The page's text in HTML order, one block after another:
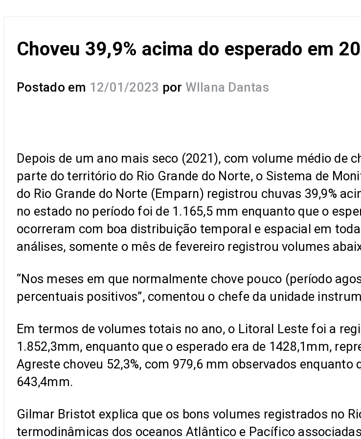
Choveu 39,9% acima do esperado em
Postado em 12/01/2023 por Wllana Dantas
Depois de um ano mais seco (2021), com volume médio de
parte do território do Rio Grande do Norte, o Sistema de
do Rio Grande do Norte (Emparn) registrou chuvas 39,9%
no estado no período foi de 1.165,5 mm enquanto que o
ocorreram com boa distribuição temporal e espacial em
análises, somente o mês de fevereiro registrou volumes
“Nos meses em que normalmente chove pouco (período
percentuais positivos”, comentou o chefe da unidade
Em termos de volumes totais no ano, o Litoral Leste foi a
1.852,3mm, enquanto que o esperado era de 1428,1mm,
Agreste choveu 52,3%, com 979,6 mm observados
643,4mm.
Gilmar Bristot explica que os bons volumes registrados no
termodinâmicas dos oceanos Atlântico e Pacífico